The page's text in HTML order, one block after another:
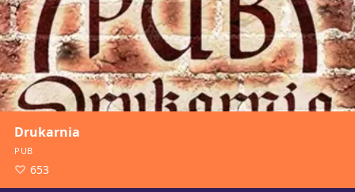
Drukarnia
PUB
653